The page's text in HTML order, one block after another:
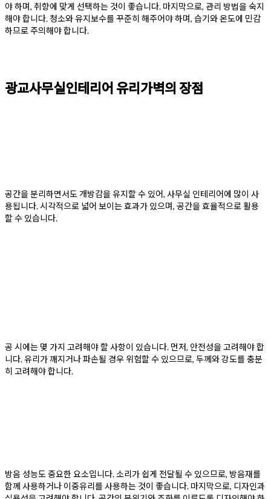
야 하며, 취향에 맞게 선택하는 것이 좋습니다. 마지막으로, 관리 방법을 숙지
해야 합니다. 청소와 유지보수를 꾸준히 해주어야 하며, 습기와 온도에 민감
하므로 주의해야 합니다.
광교사무실인테리어 유리가벽의 장점
공간을 분리하면서도 개방감을 유지할 수 있어, 사무실 인테리어에 많이 사
용됩니다. 시각적으로 넓어 보이는 효과가 있으며, 공간을 효율적으로 활용
할 수 있습니다.
공 시에는 몇 가지 고려해야 할 사항이 있습니다. 먼저, 안전성을 고려해야 합
니다. 유리가 깨지거나 파손될 경우 위험할 수 있으므로, 두께와 강도를 충분
히 고려해야 합니다.
방음 성능도 중요한 요소입니다. 소리가 쉽게 전달될 수 있으므로, 방음재를
함께 사용하거나 이중유리를 사용하는 것이 좋습니다. 마지막으로, 디자인과